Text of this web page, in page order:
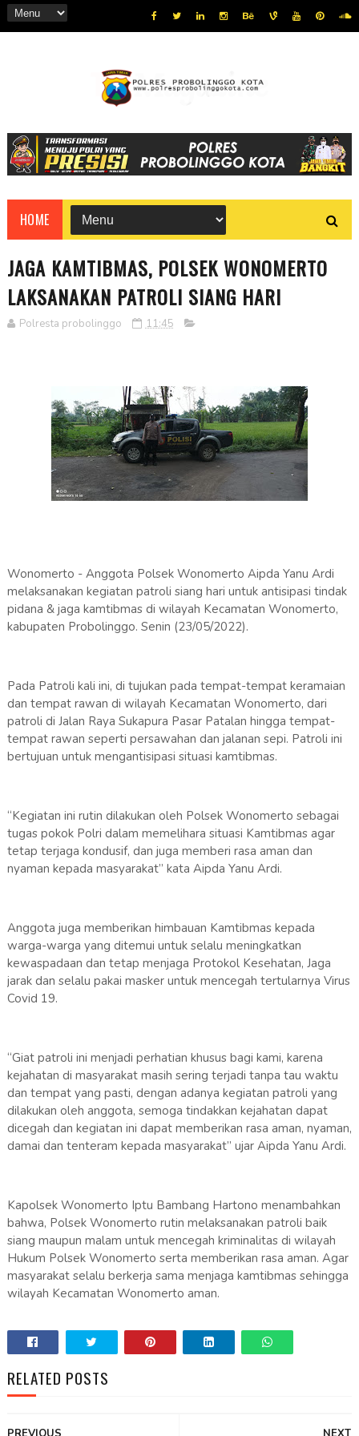
HOME
JAGA KAMTIBMAS, POLSEK WONOMERTO
LAKSANAKAN PATROLI SIANG HARI
Polresta probolinggo 11:45
Wonomerto - Anggota Polsek Wonomerto Aipda Yanu Ardi
melaksanakan kegiatan patroli siang hari untuk antisipasi tindak
pidana & jaga kamtibmas di wilayah Kecamatan Wonomerto,
kabupaten Probolinggo. Senin (23/05/2022).
Pada Patroli kali ini, di tujukan pada tempat-tempat keramaian
dan tempat rawan di wilayah Kecamatan Wonomerto, dari
patroli di Jalan Raya Sukapura Pasar Patalan hingga tempat-
tempat rawan seperti persawahan dan jalanan sepi. Patroli ini
bertujuan untuk mengantisipasi situasi kamtibmas.
“Kegiatan ini rutin dilakukan oleh Polsek Wonomerto sebagai
tugas pokok Polri dalam memelihara situasi Kamtibmas agar
tetap terjaga kondusif, dan juga memberi rasa aman dan
nyaman kepada masyarakat” kata Aipda Yanu Ardi.
Anggota juga memberikan himbauan Kamtibmas kepada
warga-warga yang ditemui untuk selalu meningkatkan
kewaspadaan dan tetap menjaga Protokol Kesehatan, Jaga
jarak dan selalu pakai masker untuk mencegah tertularnya Virus
Covid 19.
“Giat patroli ini menjadi perhatian khusus bagi kami, karena
kejahatan di masyarakat masih sering terjadi tanpa tau waktu
dan tempat yang pasti, dengan adanya kegiatan patroli yang
dilakukan oleh anggota, semoga tindakkan kejahatan dapat
dicegah dan kegiatan ini dapat memberikan rasa aman, nyaman,
damai dan tenteram kepada masyarakat” ujar Aipda Yanu Ardi.
Kapolsek Wonomerto Iptu Bambang Hartono menambahkan
bahwa, Polsek Wonomerto rutin melaksanakan patroli baik
siang maupun malam untuk mencegah kriminalitas di wilayah
Hukum Polsek Wonomerto serta memberikan rasa aman. Agar
masyarakat selalu berkerja sama menjaga kamtibmas sehingga
wilayah Kecamatan Wonomerto aman.
RELATED POSTS